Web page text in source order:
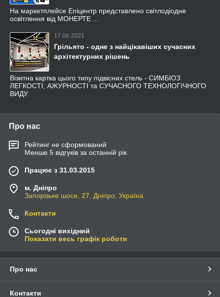
На маркетплейсе Епіцентр представлено світлодіодне
освітлення від МОНЕРТЕ ...
17.06.2021
Грільято - одне з найцікавіших сучасних
архітектурних рішень
Візитна картка цього типу підвісних стель - СИМБІОЗ
ЛЕГКОСТІ, АЖУРНОСТІ та СУЧАСНОГО ТЕХНОЛОГІЧНОГО
ВИДУ.
Про нас
Рейтинг не сформований
Менше 5 відгуків за останній рік
Працює з 31.03.2015
м. Дніпро
Запорізьке шосе, 27, Дніпро, Україна
Контакти
Сьогодні вихідний
Показати весь графік роботи
Про нас
Контакти